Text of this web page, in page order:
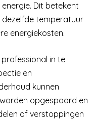
Dit betekent
temperatuur
energiekosten.
in te
en
kunnen
opgespoord en
of verstoppingen